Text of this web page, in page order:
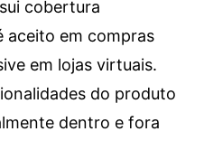
cobertura
aceito em compras
em lojas virtuais.
do produto
dentro e fora